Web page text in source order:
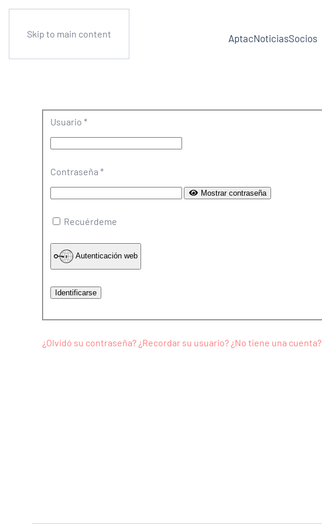
Skip to main content AptacNoticiasSocios
Usuario *
Contraseña *
Mostrar contraseña
Recuérdeme
Autenticación web
Identificarse
¿Olvidó su contraseña? ¿Recordar su usuario? ¿No tiene una cuenta?